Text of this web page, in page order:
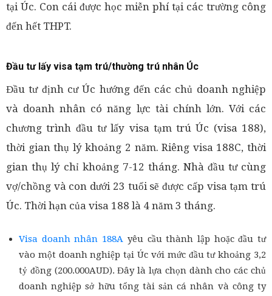
tại Úc. Con cái được học miễn phí tại các trường công
đến hết THPT.
Đầu tư lấy visa tạm trú/thường trú nhân Úc
Đầu tư định cư Úc hướng đến các chủ doanh nghiệp
và doanh nhân có năng lực tài chính lớn. Với các
chương trình đầu tư lấy visa tạm trú Úc (visa 188),
thời gian thụ lý khoảng 2 năm. Riêng visa 188C, thời
gian thụ lý chỉ khoảng 7-12 tháng. Nhà đầu tư cùng
vợ/chồng và con dưới 23 tuổi sẽ được cấp visa tạm trú
Úc. Thời hạn của visa 188 là 4 năm 3 tháng.
Visa doanh nhân 188A yêu cầu thành lập hoặc đầu tư
vào một doanh nghiệp tại Úc với mức đầu tư khoảng 3,2
tỷ đồng (200.000AUD). Đây là lựa chọn dành cho các chủ
doanh nghiệp sở hữu tổng tài sản cá nhân và công ty